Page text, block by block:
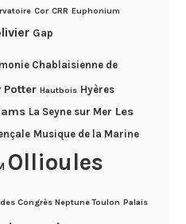
Cor CRR Euphonium
Gap
Chablaisienne de
Potter Hautbois Hyères
La Seyne sur Mer Les
Musique de la Marine
Ollioules
Congrès Neptune Toulon Palais